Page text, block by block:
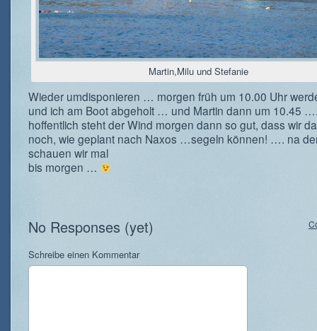
Martin,Milu und Stefanie
Wieder umdisponieren … morgen früh um 10.00 Uhr
und ich am Boot abgeholt … und Martin dann um 10.45
hoffentlich steht der Wind morgen dann so gut, dass wir
noch, wie geplant nach Naxos …segeln können! …. na
schauen wir mal
bis morgen …
No Responses (yet)
Schreibe einen Kommentar